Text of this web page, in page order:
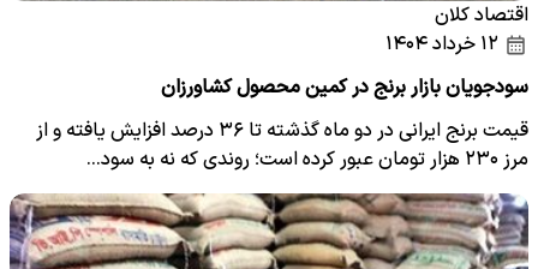
اقتصاد کلان
سودجویان بازار برنج در کمین محصول کشاورزان
قیمت برنج ایرانی در دو ماه گذشته تا ۳۶ درصد افزایش یافته و از
مرز ۲۳۰ هزار تومان عبور کرده است؛ روندی که نه به سود…